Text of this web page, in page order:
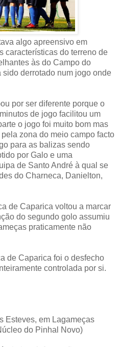
algo apreensivo em
características do terreno de
às do Campo do
derrotado num jogo onde
por ser diferente porque o
de jogo facilitou um
o jogo foi muito bom mas
zona do meio campo facto
para as balizas sendo
por Galo e uma
de Santo André à qual se
do Charneca, Danielton,
de Caparica voltou a marcar
do segundo golo assumiu
praticamente não
de Caparica foi o desfecho
controlada por si.
Esteves, em Lagameças
do Pinhal Novo)